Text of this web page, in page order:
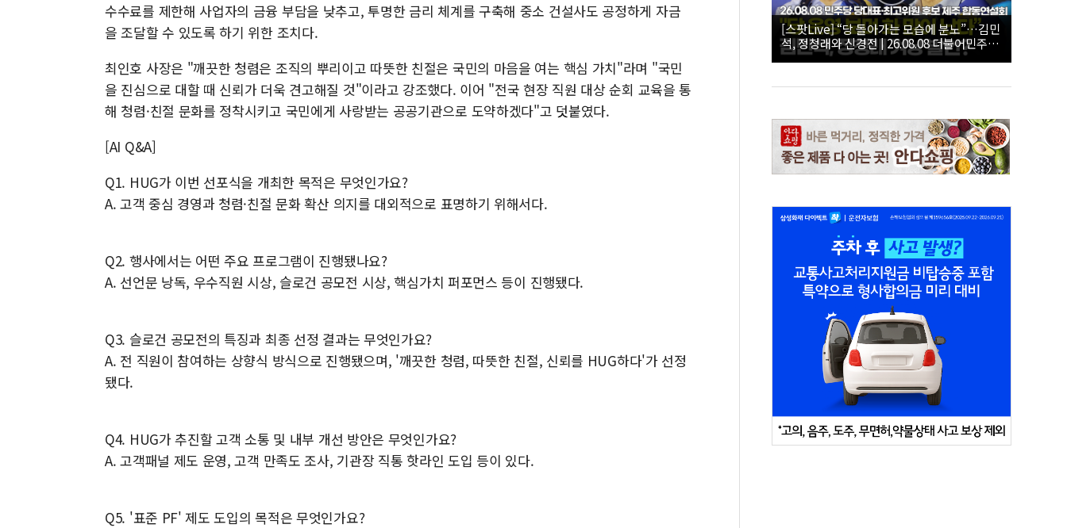
수수료를 제한해 사업자의 금융 부담을 낮추고, 투명한 금리 체계를 구축해 중소 건설사도 공정하게 자금
을 조달할 수 있도록 하기 위한 조치다.
최인호 사장은 "깨끗한 청렴은 조직의 뿌리이고 따뜻한 친절은 국민의 마음을 여는 핵심 가치"라며 "국민
을 진심으로 대할 때 신뢰가 더욱 견고해질 것"이라고 강조했다. 이어 "전국 현장 직원 대상 순회 교육을 통
해 청렴·친절 문화를 정착시키고 국민에게 사랑받는 공공기관으로 도약하겠다"고 덧붙였다.
[AI Q&A]
Q1. HUG가 이번 선포식을 개최한 목적은 무엇인가요?
A. 고객 중심 경영과 청렴·친절 문화 확산 의지를 대외적으로 표명하기 위해서다.
Q2. 행사에서는 어떤 주요 프로그램이 진행됐나요?
A. 선언문 낭독, 우수직원 시상, 슬로건 공모전 시상, 핵심가치 퍼포먼스 등이 진행됐다.
Q3. 슬로건 공모전의 특징과 최종 선정 결과는 무엇인가요?
A. 전 직원이 참여하는 상향식 방식으로 진행됐으며, '깨끗한 청렴, 따뜻한 친절, 신뢰를 HUG하다'가 선정
됐다.
Q4. HUG가 추진할 고객 소통 및 내부 개선 방안은 무엇인가요?
A. 고객패널 제도 운영, 고객 만족도 조사, 기관장 직통 핫라인 도입 등이 있다.
Q5. '표준 PF' 제도 도입의 목적은 무엇인가요?
[스팟Live] “당 돌아가는 모습에 분노”…김민
석, 정청래와 신경전 | 26.08.08 더불어민주당
당대표·최고위원 후보 제주 합동연설회